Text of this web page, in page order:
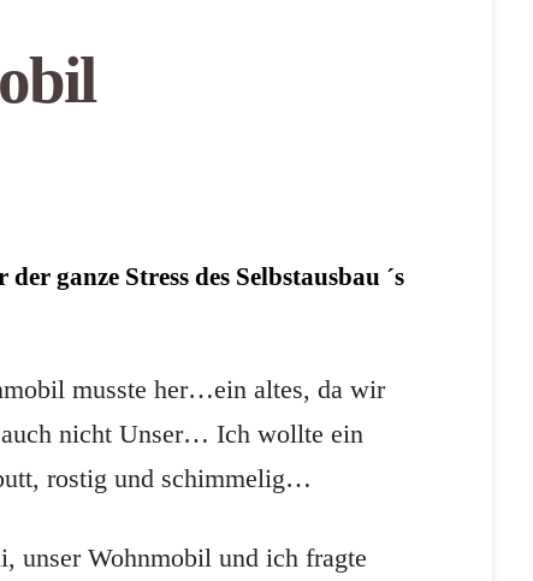
ganze Stress des Selbstausbau ´s
musste her…ein altes, da wir
nicht Unser… Ich wollte ein
rostig und schimmelig…
unser Wohnmobil und ich fragte